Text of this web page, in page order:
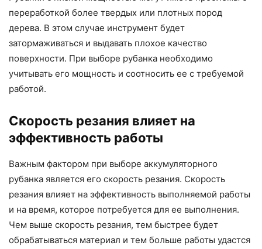
переработкой более твердых или плотных пород
дерева. В этом случае инструмент будет
затормаживаться и выдавать плохое качество
поверхности. При выборе рубанка необходимо
учитывать его мощность и соотносить ее с требуемой
работой.
Скорость резания влияет на
эффективность работы
Важным фактором при выборе аккумуляторного
рубанка является его скорость резания. Скорость
резания влияет на эффективность выполняемой работы
и на время, которое потребуется для ее выполнения.
Чем выше скорость резания, тем быстрее будет
обрабатываться материал и тем больше работы удастся